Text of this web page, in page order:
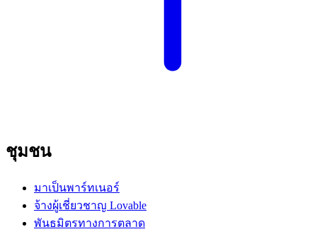
ชุมชน
มาเป็นพาร์ทเนอร์
จ้างผู้เชี่ยวชาญ Lovable
พันธมิตรทางการตลาด